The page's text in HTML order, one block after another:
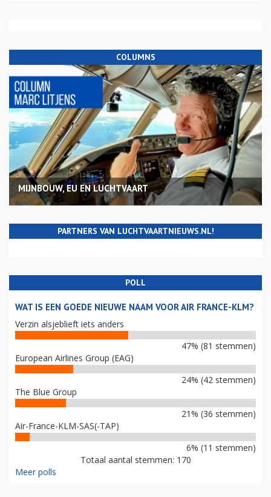
COLUMNS
MIJNBOUW, EU EN LUCHTVAART
PARTNERS VAN LUCHTVAARTNIEUWS.NL!
POLL
WAT IS EEN GOEDE NIEUWE NAAM VOOR AIR FRANCE-KLM?
Verzin alsjeblieft iets anders
47% (81 stemmen)
European Airlines Group (EAG)
24% (42 stemmen)
The Blue Group
21% (36 stemmen)
Air-France-KLM-SAS(-TAP)
6% (11 stemmen)
Totaal aantal stemmen: 170
Meer polls